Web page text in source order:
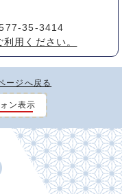
35-3414
用ください。
ージへ戻る
ン表示